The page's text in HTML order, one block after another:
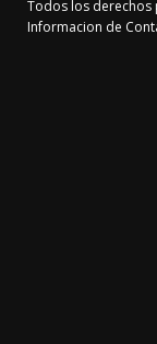
Todos los derechos
Informacion de